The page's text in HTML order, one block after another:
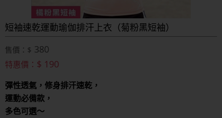
短袖速乾運動瑜伽排汗上衣（菊粉黑短袖）
售價：$ 380
特惠價： $ 190
彈性透氣，修身排汗速乾，
運動必備款，
多色可選～